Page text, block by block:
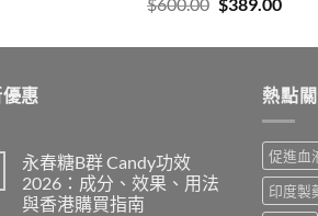
was:
is:
惠
永春糖B群 Candy功效
2026：成分、效果、用法
與香港購買指南
熱點
促進血
印度製